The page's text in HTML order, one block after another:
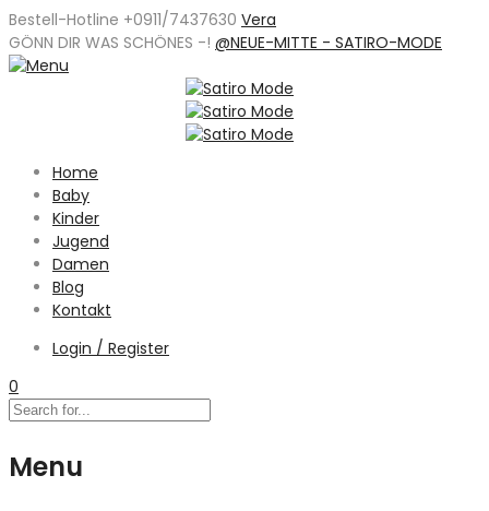
Bestell-Hotline +0911/7437630 Vera
GÖNN DIR WAS SCHÖNES -! @NEUE-MITTE - SATIRO-MODE
Home
Baby
Kinder
Jugend
Damen
Blog
Kontakt
Login / Register
0
Menu